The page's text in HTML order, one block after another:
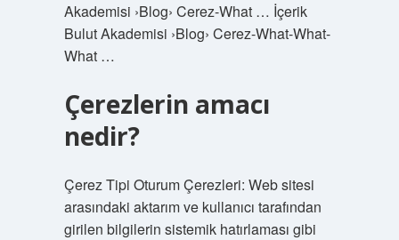
Akademisi ›Blog› Cerez-What … İçerik
Bulut Akademisi ›Blog› Cerez-What-What-
What …
Çerezlerin amacı
nedir?
Çerez Tipi Oturum Çerezleri: Web sitesi
arasındaki aktarım ve kullanıcı tarafından
girilen bilgilerin sistemik hatırlaması gibi